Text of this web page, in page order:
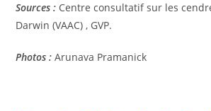
Sources : Centre consultatif sur les
Darwin (VAAC) , GVP.
Photos :Arunava Pramanick